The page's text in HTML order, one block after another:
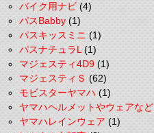
バイク用ナビ(4)
パスBabby(1)
パスキッスミニ(1)
パスナチュラL(1)
マジェスティ4D9(1)
マジェスティＳ(62)
モビスターヤマハ(1)
ヤマハヘルメットやウェアなど
ヤマハレインウェア(1)